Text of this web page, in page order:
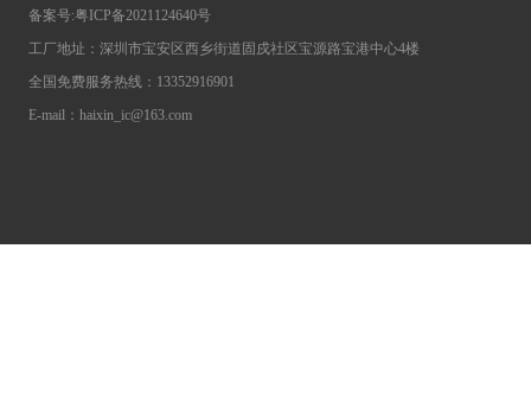
备案号:粤ICP备2021124640号
工厂地址：深圳市宝安区西乡街道固戍社区宝源路宝港中心4楼
全国免费服务热线：13352916901
E-mail：haixin_ic@163.com